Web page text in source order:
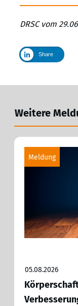
DRSC vom
Share
Weitere
Meldung
05.08.2026